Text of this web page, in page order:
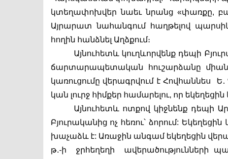
կտեղափոխվեր նաեւ նրանց «փառքը,
Այրարատ նահանգում հաղթելով
հողին հանձնել Աղձքում։
Այնուհետև կուղևորվենք դեպի
ճարտարապետական հուշարձանը
կառուցումը վերագրվում է Հովհաննես
կան լուրջ հիմքեր համարելու, որ
Այնուհետև ոտքով կիջնենք դեպի
Բյուրականից ոչ հեռու՝ ձորում:
խաչաձև է: Առաջին անգամ եկեղեցին
թ․-ի  ջրհեղեղի  ավերածությունների